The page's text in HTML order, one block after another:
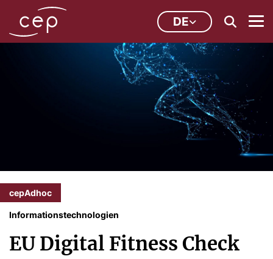
DE
cepAdhoc
Informationstechnologien
EU Digital Fitness Check